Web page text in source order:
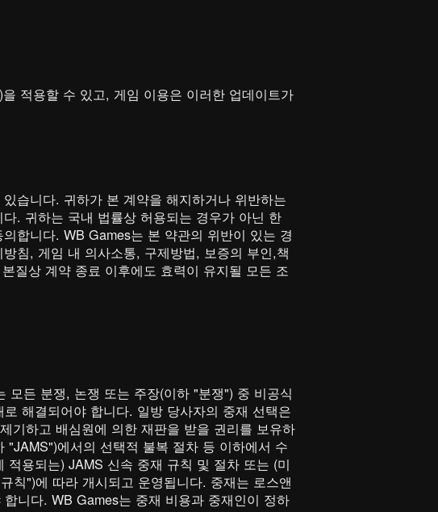
적용할 수 있고, 게임 이용은 이러한 업데이트가
습니다. 귀하가 본 계약을 해지하거나 위반하는
. 귀하는 국내 법률상 허용되는 경우가 아닌 한
합니다. WB Games는 본 약관의 위반이 있는 경
침, 게임 내 의사소통, 구제방법, 보증의 부인,책
질상 계약 종료 이후에도 효력이 유지될 모든 조
든 분쟁, 논쟁 또는 주장(이하 "분쟁") 중 비공식
해결되어야 합니다. 일방 당사자의 중재 선택은
기하고 배심원에 의한 재판을 받을 권리를 보유하
에서의 선택적 불복 절차 등 이하에서 수
용되는) JAMS 신속 중재 규칙 및 절차 또는 (미
칙")에 따라 개시되고 운영됩니다. 중재는 로스앤
니다. WB Games는 중재 비용과 중재인이 정하